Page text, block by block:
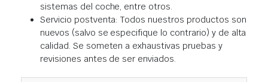
sistemas del coche, entre otros.
Servicio postventa: Todos nuestros productos son
nuevos (salvo se especifique lo contrario) y de alta
calidad. Se someten a exhaustivas pruebas y
revisiones antes de ser enviados.